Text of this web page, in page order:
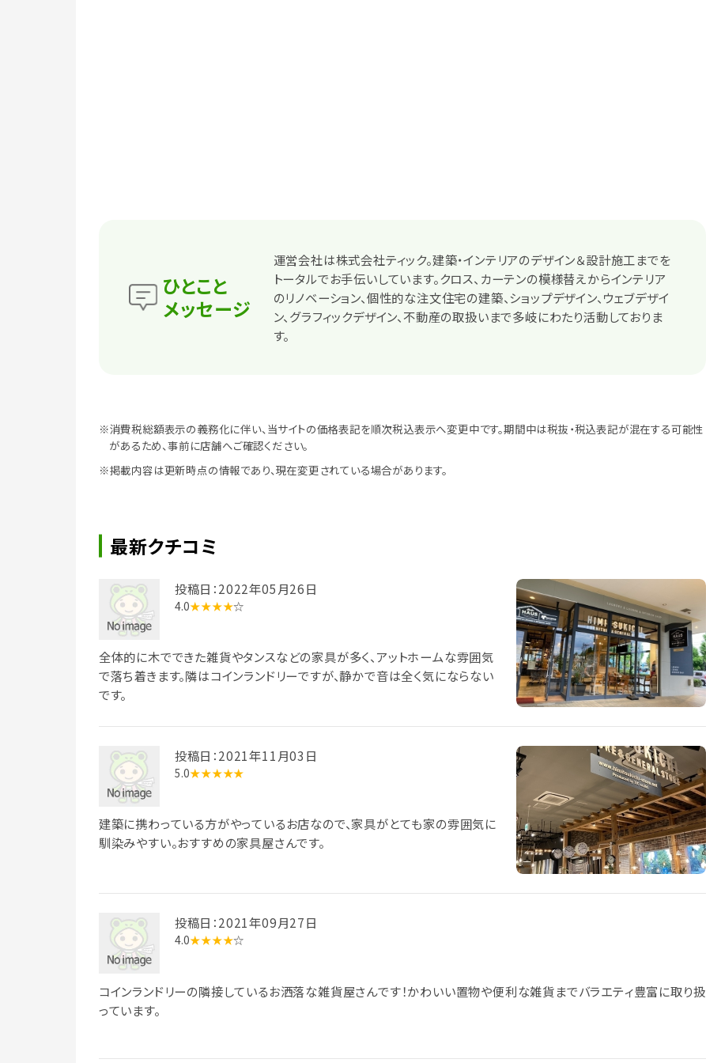
ひとこと
メッセージ
運営会社は株式会社ティック。建築・インテリアのデザイン＆設計施工までを
トータルでお手伝いしています。クロス、カーテンの模様替えからインテリア
のリノベーション、個性的な注文住宅の建築、ショップデザイン、ウェブデザイ
ン、グラフィックデザイン、不動産の取扱いまで多岐にわたり活動しておりま
す。
※消費税総額表示の義務化に伴い、当サイトの価格表記を順次税込表示へ変更中です。期間中は税抜・税込表記が混在する可能性
があるため、事前に店舗へご確認ください。
※掲載内容は更新時点の情報であり、現在変更されている場合があります。
最新クチコミ
投稿日：2022年05月26日
4.0★★★★☆
全体的に木でできた雑貨やタンスなどの家具が多く、アットホームな雰囲気
で落ち着きます。隣はコインランドリーですが、静かで音は全く気にならない
です。
投稿日：2021年11月03日
5.0★★★★★
建築に携わっている方がやっているお店なので、家具がとても家の雰囲気に
馴染みやすい。おすすめの家具屋さんです。
投稿日：2021年09月27日
4.0★★★★☆
コインランドリーの隣接しているお洒落な雑貨屋さんです！かわいい置物や便利な雑貨までバラエティ豊富に取り扱
っています。